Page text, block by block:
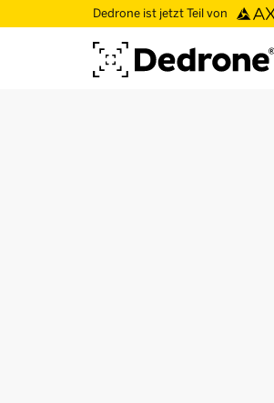
Dedrone ist jetzt Teil von